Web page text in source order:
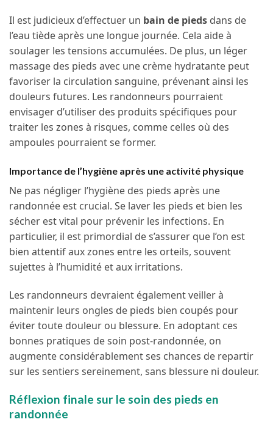
Il est judicieux d’effectuer un bain de pieds dans de
l’eau tiède après une longue journée. Cela aide à
soulager les tensions accumulées. De plus, un léger
massage des pieds avec une crème hydratante peut
favoriser la circulation sanguine, prévenant ainsi les
douleurs futures. Les randonneurs pourraient
envisager d’utiliser des produits spécifiques pour
traiter les zones à risques, comme celles où des
ampoules pourraient se former.
Importance de l’hygiène après une activité physique
Ne pas négliger l’hygiène des pieds après une
randonnée est crucial. Se laver les pieds et bien les
sécher est vital pour prévenir les infections. En
particulier, il est primordial de s’assurer que l’on est
bien attentif aux zones entre les orteils, souvent
sujettes à l’humidité et aux irritations.
Les randonneurs devraient également veiller à
maintenir leurs ongles de pieds bien coupés pour
éviter toute douleur ou blessure. En adoptant ces
bonnes pratiques de soin post-randonnée, on
augmente considérablement ses chances de repartir
sur les sentiers sereinement, sans blessure ni douleur.
Réflexion finale sur le soin des pieds en
randonnée